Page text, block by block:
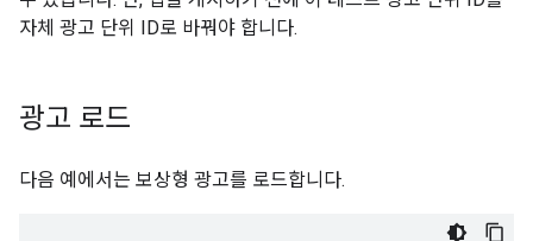
자체 광고 단위 ID로 바꿔야 합니다.
광고 로드
다음 예에서는 보상형 광고를 로드합니다.